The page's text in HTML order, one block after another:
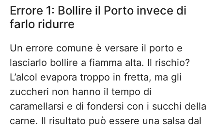
Errore 1: Bollire il Porto invece di
farlo ridurre
Un errore comune è versare il porto e
lasciarlo bollire a fiamma alta. Il rischio?
L’alcol evapora troppo in fretta, ma gli
zuccheri non hanno il tempo di
caramellarsi e di fondersi con i succhi della
carne. Il risultato può essere una salsa dal